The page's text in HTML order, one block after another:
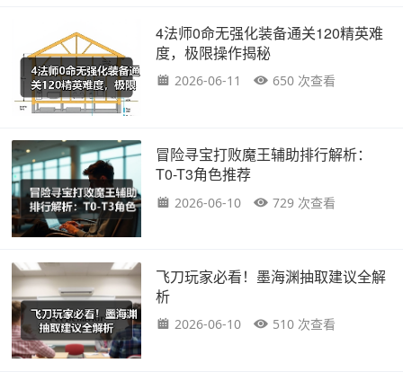
4法师0命无强化装备通关120精英难
度，极限操作揭秘
2026-06-11 650 次查看
冒险寻宝打败魔王辅助排行解析：
T0-T3角色推荐
2026-06-10 729 次查看
飞刀玩家必看！墨海渊抽取建议全解
析
2026-06-10 510 次查看